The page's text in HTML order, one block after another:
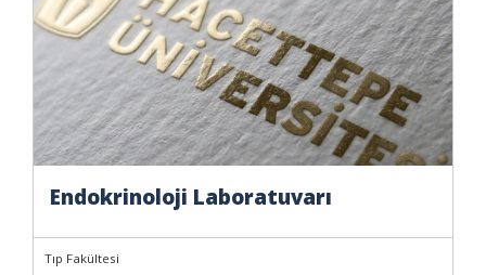
Endokrinoloji Laboratuvarı
Tıp Fakültesi